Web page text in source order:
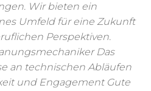
Wir bieten ein
Umfeld für eine Zukunft
Perspektiven.
Das
an technischen Abläufen
und Engagement Gute